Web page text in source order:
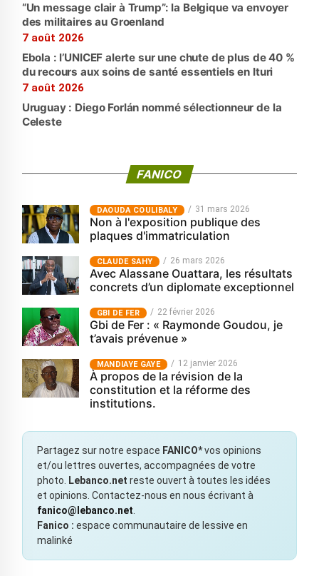
“Un message clair à Trump”: la Belgique va envoyer
des militaires au Groenland
7 août 2026
Ebola : l’UNICEF alerte sur une chute de plus de 40 %
du recours aux soins de santé essentiels en Ituri
7 août 2026
Uruguay : Diego Forlán nommé sélectionneur de la
Celeste
FANICO
‎DAOUDA COULIBALY 31 mars 2026
Non à l'exposition publique des
plaques d'immatriculation
CLAUDE SAHY 26 mars 2026
Avec Alassane Ouattara, les résultats
concrets d’un diplomate exceptionnel
GBI DE FER 22 février 2026
Gbi de Fer : « Raymonde Goudou, je
t’avais prévenue »
MANDIAYE GAYE 12 janvier 2026
À propos de la révision de la
constitution et la réforme des
institutions.
Partagez sur notre espace FANICO*vos opinions
et/ou lettres ouvertes, accompagnées de votre
photo.
Lebanco.net reste ouvert à toutes les idées
et opinions. Contactez-nous en nous écrivant à
fanico@lebanco.net
Fanico : espace communautaire de lessive en
malinké